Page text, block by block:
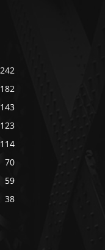
242
182
143
123
114
70
59
38